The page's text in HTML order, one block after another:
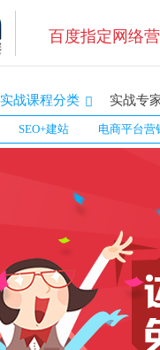
百度指定网络
实战课程分类
SEO+建站 电商平台营
实战专